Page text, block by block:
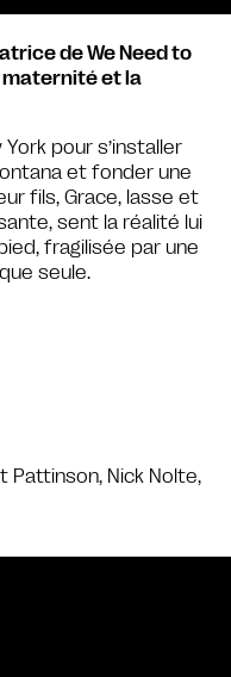
Pattinson, Nick Nolte,
de We Need to
maternité et la
pour s’installer
et fonder une
fils, Grace, lasse et
sent la réalité lui
fragilisée par une
seule.